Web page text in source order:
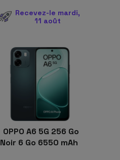
Recevez-le mardi,
11 août
OPPO A6 5G 256 Go
Noir 6 Go 6550 mAh